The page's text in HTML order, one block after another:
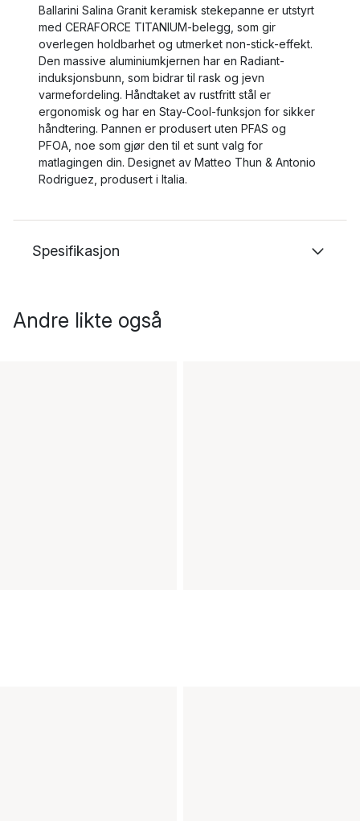
Ballarini Salina Granit keramisk stekepanne er utstyrt
med CERAFORCE TITANIUM-belegg, som gir
overlegen holdbarhet og utmerket non-stick-effekt.
Den massive aluminiumkjernen har en Radiant-
induksjonsbunn, som bidrar til rask og jevn
varmefordeling. Håndtaket av rustfritt stål er
ergonomisk og har en Stay-Cool-funksjon for sikker
håndtering. Pannen er produsert uten PFAS og
PFOA, noe som gjør den til et sunt valg for
matlagingen din. Designet av Matteo Thun & Antonio
Rodriguez, produsert i Italia.
Spesifikasjon
Andre likte også